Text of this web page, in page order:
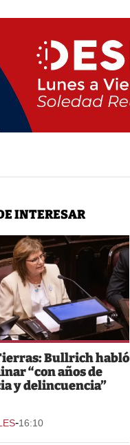
INTERESAR
Bullrich habló
“con años de
y delincuencia”
-16:10